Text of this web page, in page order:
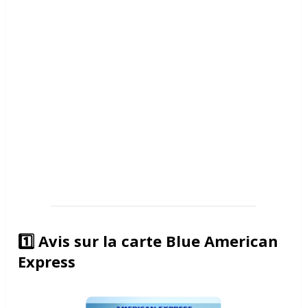
1️⃣ Avis sur la carte Blue American
Express